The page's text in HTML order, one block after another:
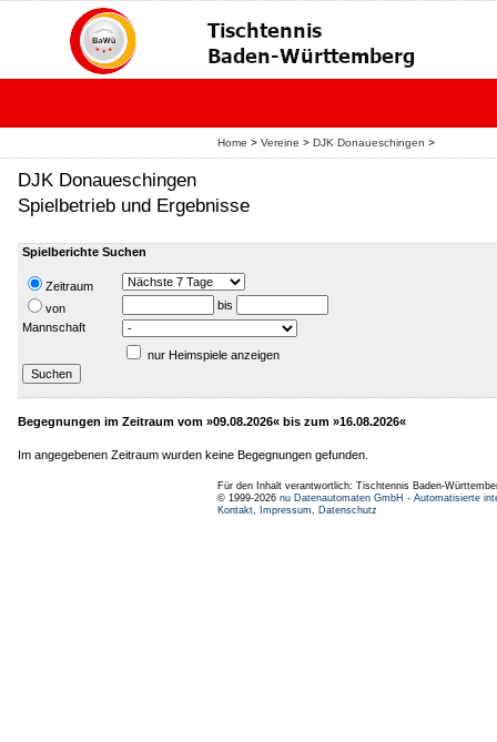
Home > Vereine > DJK Donaueschingen >
DJK Donaueschingen
Spielbetrieb und Ergebnisse
Spielberichte Suchen
Zeitraum
von
bis
Mannschaft
nur Heimspiele anzeigen
Begegnungen im Zeitraum vom »09.08.2026« bis zum »16.08.2026«
Im angegebenen Zeitraum wurden keine Begegnungen gefunden.
Für den Inhalt verantwortlich: Tischtennis Baden-
© 1999-2026 nu Datenautomaten GmbH - Automatisierte
Kontakt, Impressum, Datenschutz